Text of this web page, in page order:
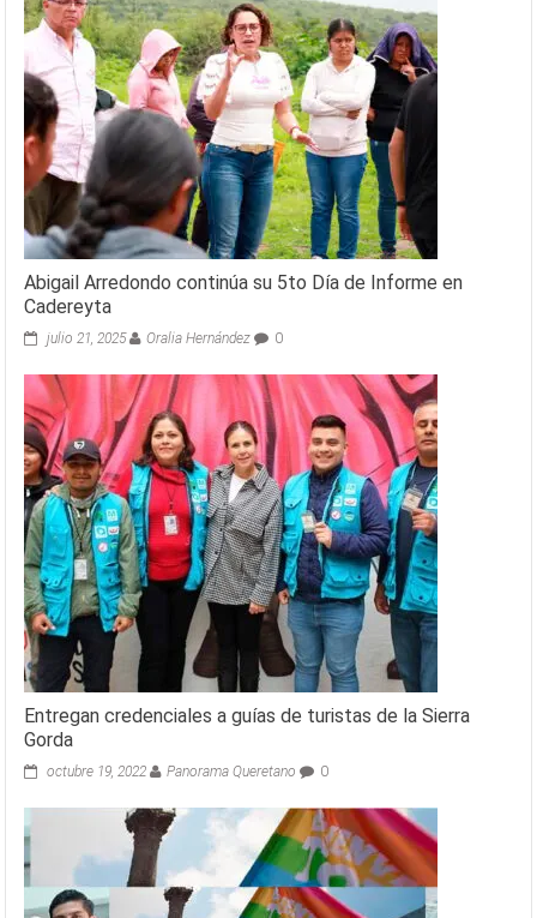
Abigail Arredondo continúa su 5to Día de Informe en
Cadereyta
julio 21, 2025 Oralia Hernández 0
Entregan credenciales a guías de turistas de la Sierra
Gorda
octubre 19, 2022 Panorama Queretano 0